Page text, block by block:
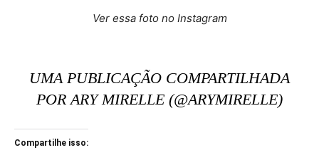
Ver essa foto no Instagram
UMA PUBLICAÇÃO COMPARTILHADA
POR ARY MIRELLE (@ARYMIRELLE)
Compartilhe isso: